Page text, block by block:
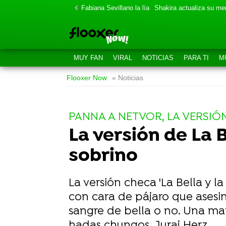
Fabiana Sevillano la lía Shakira actualiza su
MUY FAN VIRAL NOTICIAS PARA TI
Flooxer Now » Noticias
PANNA A NETVOR, LA
La versión de La
sobrino
La versión checa 'La Bella y
con cara de pájaro que
sangre de bella o no. Una